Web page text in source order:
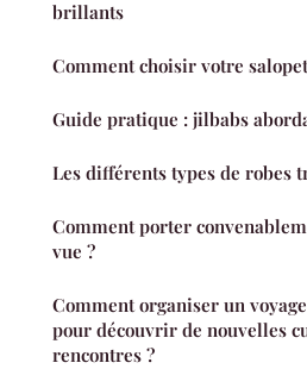
brillants
Comment choisir votre
Guide pratique : jilbabs
Les différents types de robes
Comment porter
vue ?
Comment organiser un
pour découvrir de nouvelles
rencontres ?